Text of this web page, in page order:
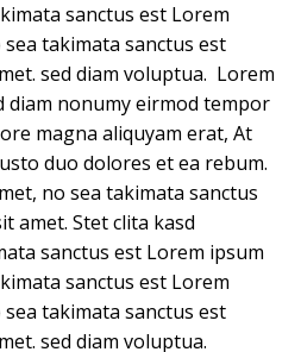
sanctus est Lorem
takimata sanctus est
sed diam voluptua. Lorem
diam nonumy eirmod tempor
magna aliquyam erat, At
duo dolores et ea rebum.
no sea takimata sanctus
amet. Stet clita kasd
sanctus est Lorem ipsum
sanctus est Lorem
takimata sanctus est
sed diam voluptua.